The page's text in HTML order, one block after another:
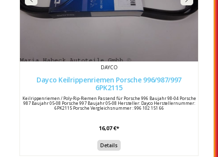
DAYCO
Dayco Keilrippenriemen Porsche 996/987/997
6PK2115
Keilrippenriemen / Poly-Rip-Riemen Passend für Porsche 996 Baujahr 98-04 Porsche
987 Baujahr 05-08 Porsche 997 Baujahr 05-08 Hersteller: Dayco Herstellernummer:
6PK2115 Porsche Vergleichsnummer : 996 102 151 66
16,07 €*
Details